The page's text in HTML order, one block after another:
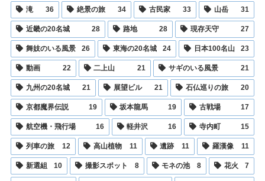
滝 36 絶景の旅 34 古民家 33 山岳 31
近畿の20名城 28 路地 28 現存天守 27
舞妓のいる風景 26 東海の20名城 24 日本100名山 23
動画 22 二上山 21 サギのいる風景 21
九州の20名城 21 展望ビル 21 石仏巡りの旅 20
京都魔界伝説 19 坂本龍馬 19 古戦場 17
航空機・飛行場 16 軽井沢 16 寺内町 15
列車の旅 12 高山植物 11 遺跡 11 羅漢像 11
新選組 10 撮影スポット 8 モネの池 8 花火 7